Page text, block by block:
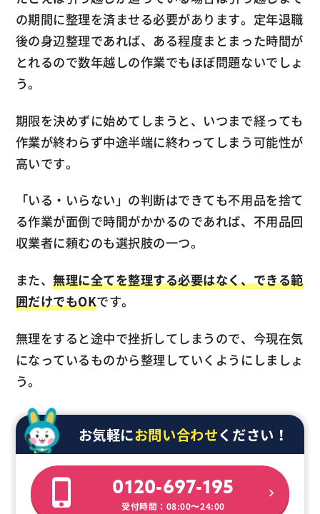
の期間に整理を済ませる必要があります。定年退職
後の身辺整理であれば、ある程度まとまった時間が
とれるので数年越しの作業でもほぼ問題ないでしょ
う。
期限を決めずに始めてしまうと、いつまで経っても
作業が終わらず中途半端に終わってしまう可能性が
高いです。
「いる・いらない」の判断はできても不用品を捨て
る作業が面倒で時間がかかるのであれば、不用品回
収業者に頼むのも選択肢の一つ。
また、無理に全てを整理する必要はなく、できる範
囲だけでもOKです。
無理をすると途中で挫折してしまうので、今現在気
になっているものから整理していくようにしましょ
う。
お気軽にお問い合わせください！
0120-697-195
受付時間：08:00〜24:00